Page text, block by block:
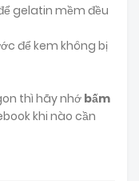
gelatin mềm đều
để kem không bị
thì hãy nhớ bấm
khi nào cần